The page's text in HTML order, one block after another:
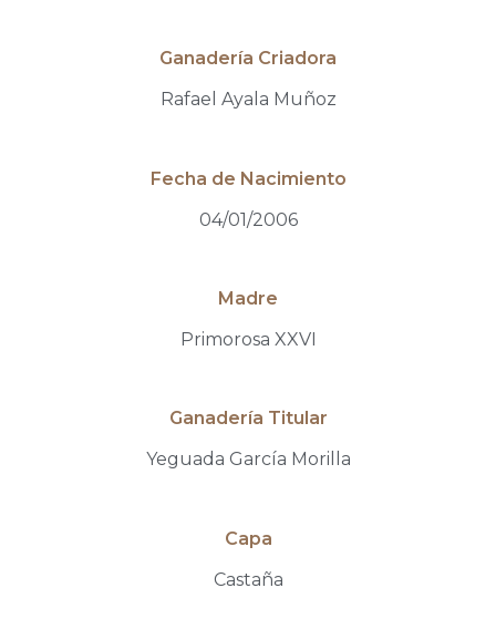
Ganadería Criadora
Rafael Ayala Muñoz
Fecha de Nacimiento
04/01/2006
Madre
Primorosa XXVI
Ganadería Titular
Yeguada García Morilla
Capa
Castaña